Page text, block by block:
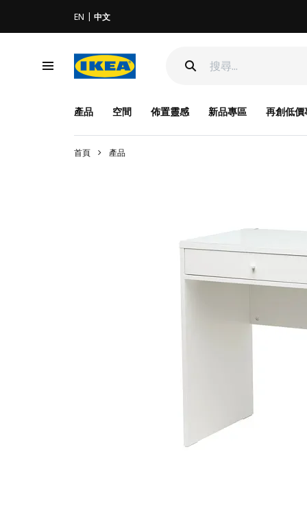
EN 中文
產品 空間 佈置靈感 新品專區 再創低價
首頁 產品